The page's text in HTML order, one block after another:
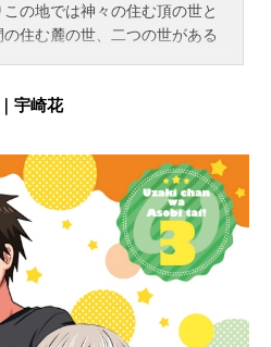
この地では神々の住む頂の世と
の住む麓の世、二つの世がある
武神と豊穣神の間に産まれなが
活を送っていた…そんな中ある
ひょんなことから神々の都を追
れ、鬼たちが巣喰う孤島・ヒノ
へ！？明日の食糧もままならな
毛の大地で、土を耕し米を育て
退治へ。神の世に迷い込んだ人
ちと、ひよっこ豊穣神の、もみ
い散る集団生活が始まる‼作品名
｜宇崎花